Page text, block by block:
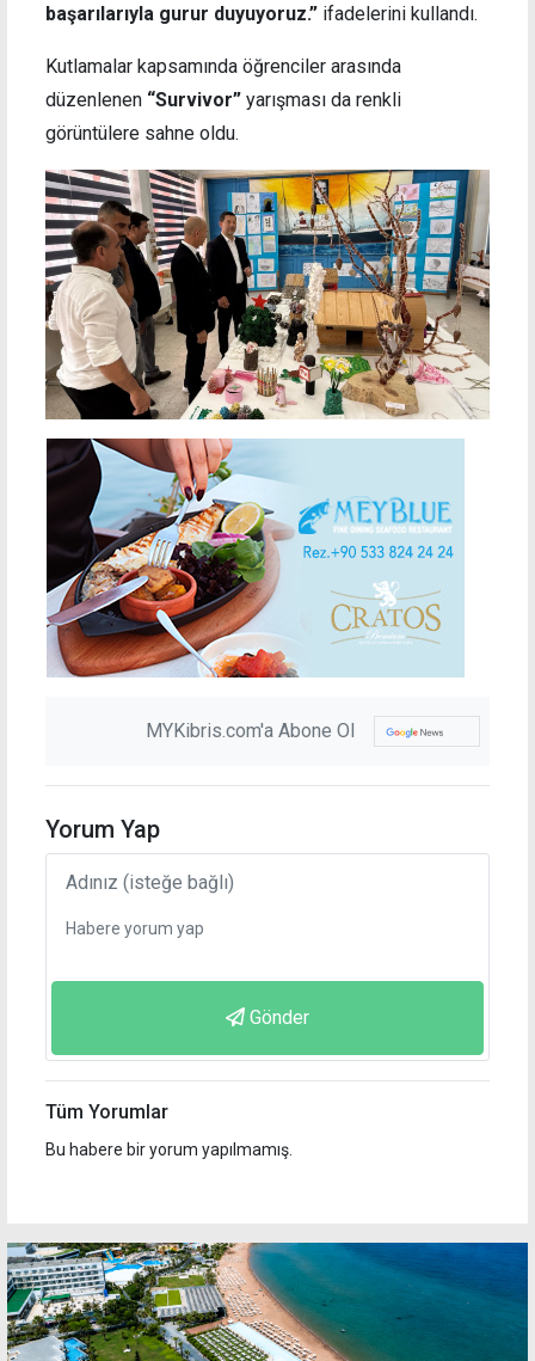
başarılarıyla gurur duyuyoruz.” ifadelerini kullandı.
Kutlamalar kapsamında öğrenciler arasında
düzenlenen “Survivor” yarışması da renkli
görüntülere sahne oldu.
MYKibris.com'a Abone Ol
Yorum Yap
Gönder
Tüm Yorumlar
Bu habere bir yorum yapılmamış.